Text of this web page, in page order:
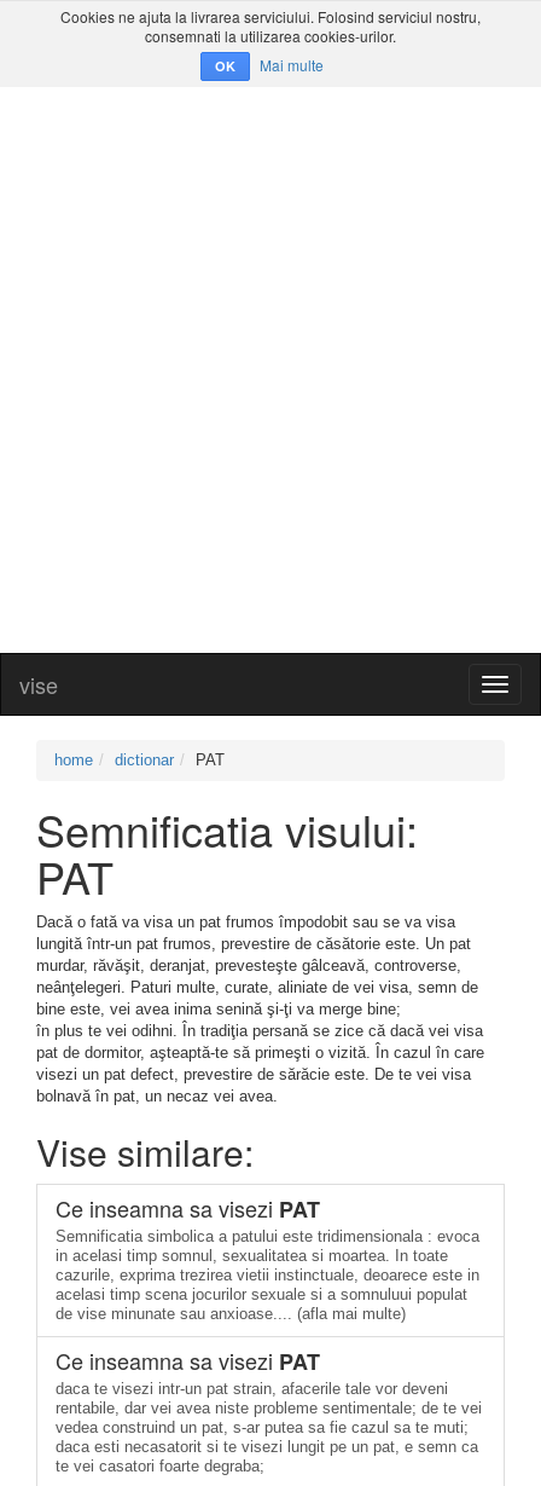
Cookies ne ajuta la livrarea serviciului. Folosind serviciul nostru,
consemnati la utilizarea cookies-urilor.
OK Mai multe
vise
home dictionar PAT
Semnificatia visului:
PAT
Dacă o fată va visa un pat frumos împodobit sau se va visa
lungită într-un pat frumos, prevestire de căsătorie este. Un pat
murdar, răvăşit, deranjat, prevesteşte gâlceavă, controverse,
neânţelegeri. Paturi multe, curate, aliniate de vei visa, semn de
bine este, vei avea inima senină şi-ţi va merge bine;
în plus te vei odihni. În tradiţia persană se zice că dacă vei visa
pat de dormitor, aşteaptă-te să primeşti o vizită. În cazul în care
visezi un pat defect, prevestire de sărăcie este. De te vei visa
bolnavă în pat, un necaz vei avea.
Vise similare:
Ce inseamna sa visezi PAT
Semnificatia simbolica a patului este tridimensionala : evoca
in acelasi timp somnul, sexualitatea si moartea. In toate
cazurile, exprima trezirea vietii instinctuale, deoarece este in
acelasi timp scena jocurilor sexuale si a somnuluui populat
de vise minunate sau anxioase.... (afla mai multe)
Ce inseamna sa visezi PAT
daca te visezi intr-un pat strain, afacerile tale vor deveni
rentabile, dar vei avea niste probleme sentimentale; de te vei
vedea construind un pat, s-ar putea sa fie cazul sa te muti;
daca esti necasatorit si te visezi lungit pe un pat, e semn ca
te vei casatori foarte degraba;